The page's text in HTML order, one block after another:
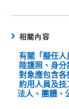
相關內容
有關「擬任
陸護照、身
對象應包含各
約用人員及
法人、團體、